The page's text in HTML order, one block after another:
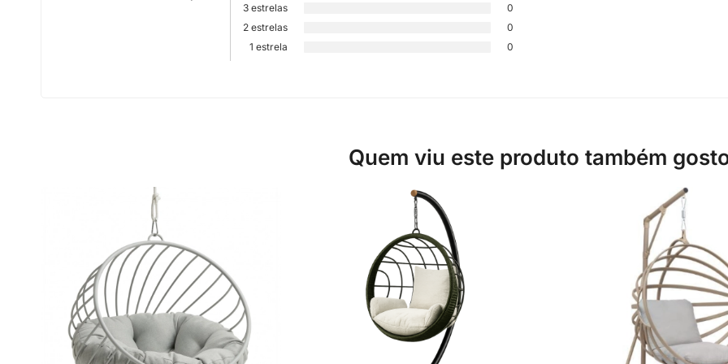
3 estrelas
0
2 estrelas
0
1 estrela
0
Quem viu este produto também